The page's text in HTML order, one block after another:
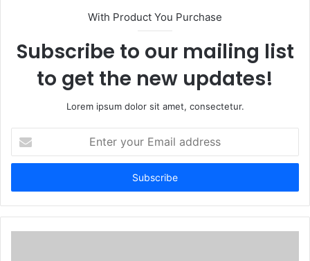
e
With Product You Purchase
Subscribe to our mailing list
to get the new updates!
Lorem ipsum dolor sit amet, consectetur.
t
r
y